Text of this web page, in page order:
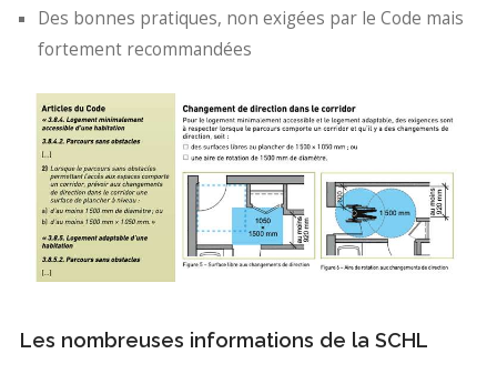
Des bonnes pratiques, non exigées par le Code mais
fortement recommandées
Les nombreuses informations de la SCHL